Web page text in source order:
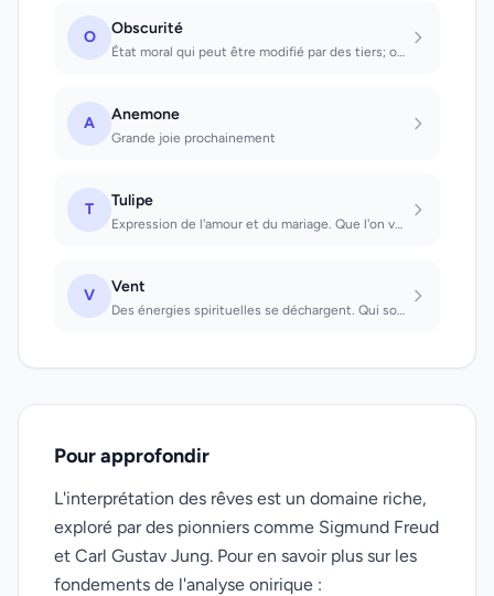
O Obscurité
État moral qui peut être modifié par des tiers; on se sent sans défense et cherc...
A Anemone
Grande joie prochainement
T Tulipe
Expression de l'amour et du mariage. Que l'on voit : mise en garde de ne pas jug...
V Vent
Des énergies spirituelles se déchargent. Qui souffle en plein visage: des obstac...
Pour approfondir
L'interprétation des rêves est un domaine riche,
exploré par des pionniers comme Sigmund Freud
et Carl Gustav Jung. Pour en savoir plus sur les
fondements de l'analyse onirique :